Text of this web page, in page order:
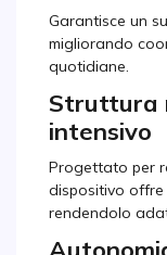
Garantisce un
migliorando
quotidiane.
Struttura
intensivo
Progettato per
dispositivo offre
rendendolo